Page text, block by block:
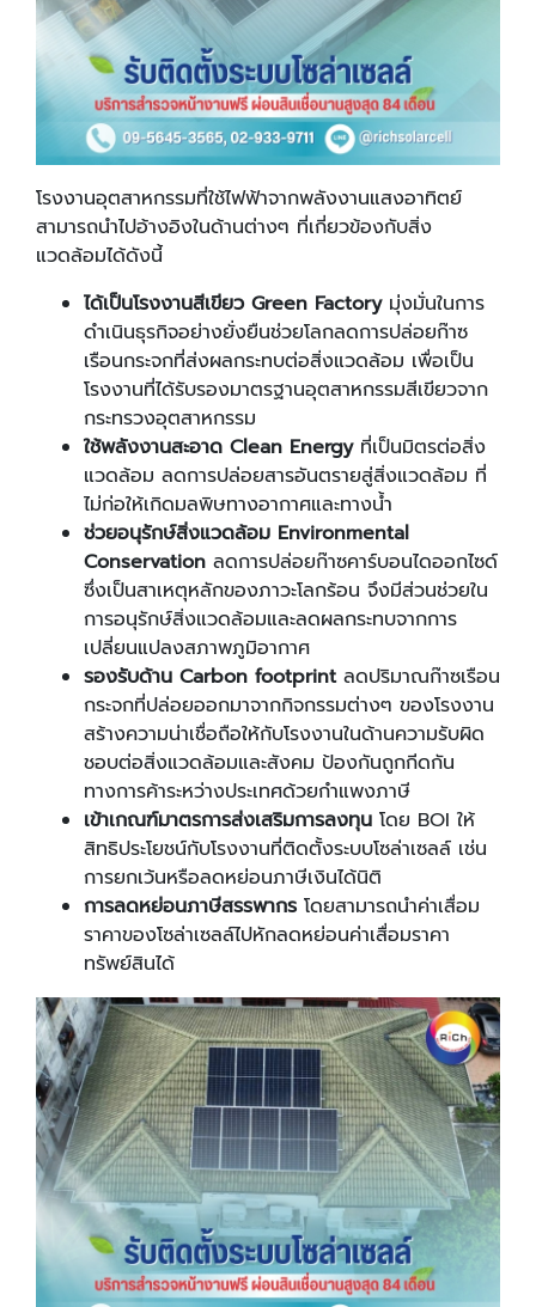
โรงงานอุตสาหกรรมที่ใช้ไฟฟ้าจากพลังงานแสงอาทิตย์
สามารถนำไปอ้างอิงในด้านต่างๆ ที่เกี่ยวข้องกับสิ่ง
แวดล้อมได้ดังนี้
ได้เป็นโรงงานสีเขียว Green Factoryมุ่งมั่นในการ
ดำเนินธุรกิจอย่างยั่งยืนช่วยโลกลดการปล่อยก๊าซ
เรือนกระจกที่ส่งผลกระทบต่อสิ่งแวดล้อม เพื่อเป็น
โรงงานที่ได้รับรองมาตรฐานอุตสาหกรรมสีเขียวจาก
กระทรวงอุตสาหกรรม
ใช้พลังงานสะอาด Clean Energyที่เป็นมิตรต่อสิ่ง
แวดล้อม ลดการปล่อยสารอันตรายสู่สิ่งแวดล้อม ที่
ไม่ก่อให้เกิดมลพิษทางอากาศและทางน้ำ
ช่วยอนุรักษ์สิ่งแวดล้อม Environmental
Conservation ลดการปล่อยก๊าซคาร์บอนไดออกไซด์
ซึ่งเป็นสาเหตุหลักของภาวะโลกร้อน จึงมีส่วนช่วยใน
การอนุรักษ์สิ่งแวดล้อมและลดผลกระทบจากการ
เปลี่ยนแปลงสภาพภูมิอากาศ
รองรับด้าน Carbon footprintลดปริมาณก๊าซเรือน
กระจกที่ปล่อยออกมาจากกิจกรรมต่างๆ ของโรงงาน
สร้างความน่าเชื่อถือให้กับโรงงานในด้านความรับผิด
ชอบต่อสิ่งแวดล้อมและสังคม ป้องกันถูกกีดกัน
ทางการค้าระหว่างประเทศด้วยกำแพงภาษี
เข้าเกณฑ์มาตรการส่งเสริมการลงทุน โดย BOI ให้
สิทธิประโยชน์กับโรงงานที่ติดตั้งระบบโซล่าเซลล์ เช่น
การยกเว้นหรือลดหย่อนภาษีเงินได้นิติ
การลดหย่อนภาษีสรรพากร โดยสามารถนำค่าเสื่อม
ราคาของโซล่าเซลล์ไปหักลดหย่อนค่าเสื่อมราคา
ทรัพย์สินได้